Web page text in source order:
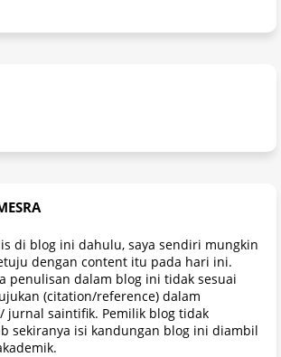
di blog ini dahulu, saya sendiri mungkin
dengan content itu pada hari ini.
penulisan dalam blog ini tidak sesuai
(citation/reference) dalam
jurnal saintifik. Pemilik blog tidak
sekiranya isi kandungan blog ini diambil